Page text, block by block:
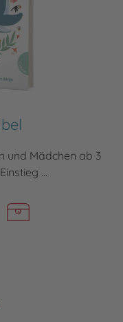
und Mädchen ab 3
...